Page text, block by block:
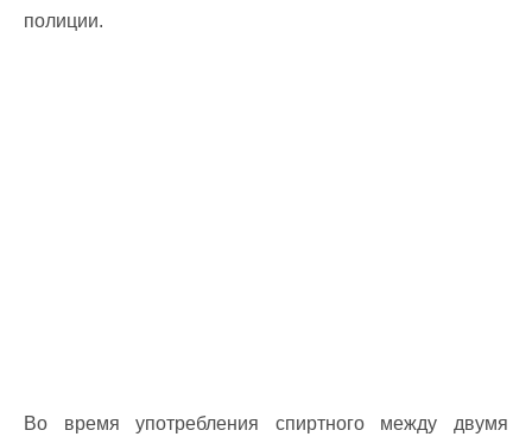
полиции.
Во время употребления спиртного между двумя